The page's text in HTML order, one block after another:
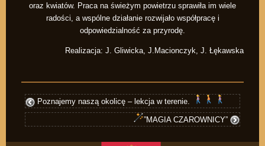
oraz kwiatów. Praca na świeżym powietrzu sprawiła im wiele
radości, a wspólne działanie rozwijało współpracę i
odpowiedzialność za przyrodę.
Realizacja: J. Gliwicka, J.Macionczyk, J. Łękawska
Poznajemy naszą okolicę – lekcja w terenie.
”MAGIA CZAROWNICY”